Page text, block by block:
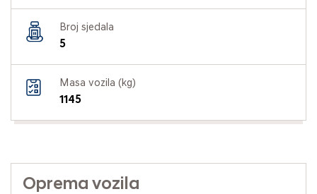
Broj sjedala
5
Masa vozila (kg)
1145
Oprema vozila